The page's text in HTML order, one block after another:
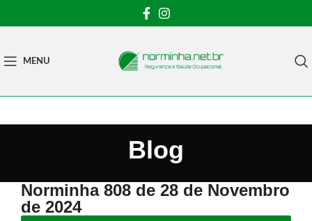
MENU
Blog
Norminha 808 de 28 de Novembro
de 2024